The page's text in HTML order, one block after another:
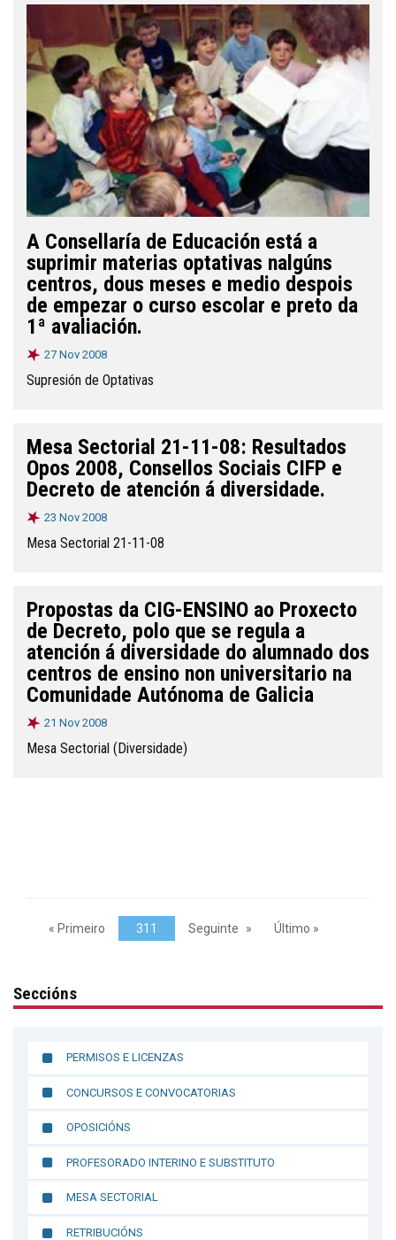
A Consellaría de Educación está a
suprimir materias optativas nalgúns
centros, dous meses e medio despois
de empezar o curso escolar e preto da
1ª avaliación.
27 Nov 2008
Supresión de Optativas
Mesa Sectorial 21-11-08: Resultados
Opos 2008, Consellos Sociais CIFP e
Decreto de atención á diversidade.
23 Nov 2008
Mesa Sectorial 21-11-08
Propostas da CIG-ENSINO ao Proxecto
de Decreto, polo que se regula a
atención á diversidade do alumnado dos
centros de ensino non universitario na
Comunidade Autónoma de Galicia
21 Nov 2008
Mesa Sectorial (Diversidade)
« Primeiro 311 Seguinte Último »
Seccións
PERMISOS E LICENZAS
CONCURSOS E CONVOCATORIAS
OPOSICIÓNS
PROFESORADO INTERINO E SUBSTITUTO
MESA SECTORIAL
RETRIBUCIÓNS